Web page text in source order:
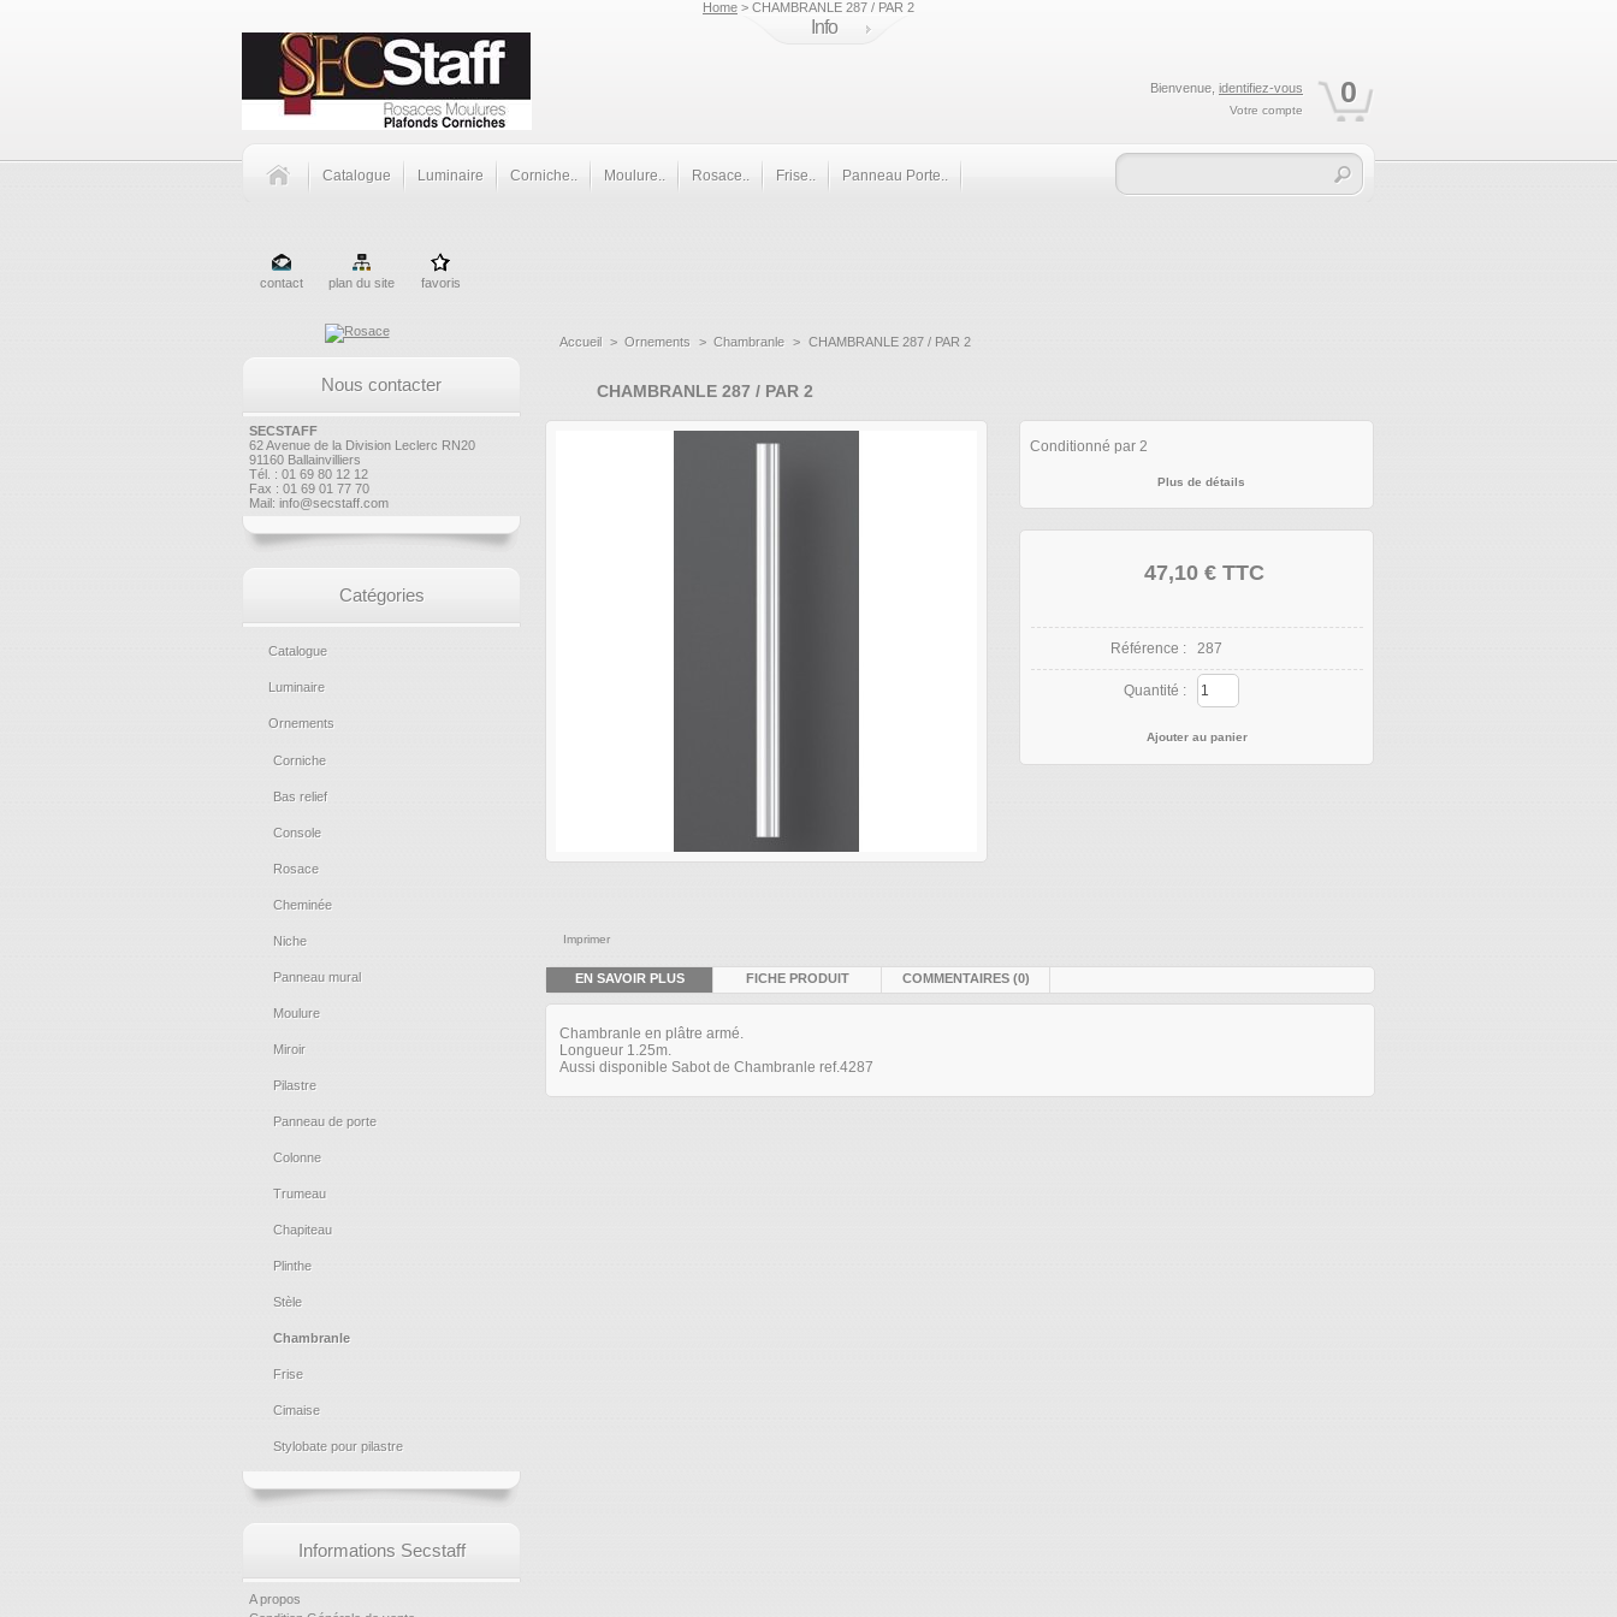
Home > CHAMBRANLE 287 / PAR 2
Bienvenue, identifiez-vous 0
Votre compte
Info
Catalogue Luminaire Corniche.. Moulure.. Rosace.. Frise.. Panneau Porte..
contact plan du site favoris
Nous contacter
SECSTAFF
62 Avenue de la Division Leclerc RN20
91160 Ballainvilliers
Tél. : 01 69 80 12 12
Fax : 01 69 01 77 70
Mail: info@secstaff.com
Catégories
Catalogue
Luminaire
Ornements
Corniche
Bas relief
Console
Rosace
Cheminée
Niche
Panneau mural
Moulure
Miroir
Pilastre
Panneau de porte
Colonne
Trumeau
Chapiteau
Plinthe
Stèle
Chambranle
Frise
Cimaise
Stylobate pour pilastre
Informations Secstaff
A propos
Accueil > Ornements > Chambranle > CHAMBRANLE 287 / PAR 2
CHAMBRANLE 287 / PAR 2
Imprimer
Conditionné par 2
Plus de détails
47,10 € TTC
Référence : 287
Quantité :
EN SAVOIR PLUS FICHE PRODUIT COMMENTAIRES (0)
Chambranle en plâtre armé.
Longueur 1.25m.
Aussi disponible Sabot de Chambranle ref.4287